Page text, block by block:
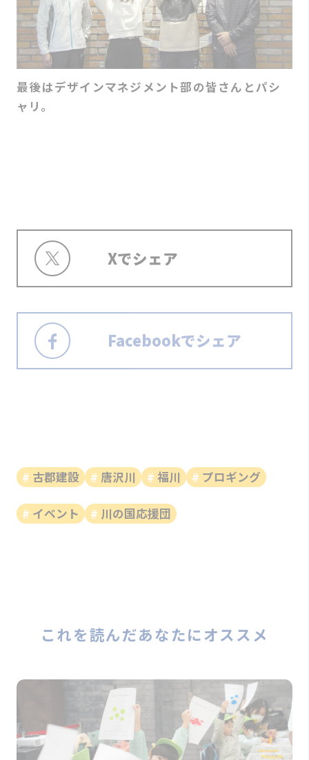
最後はデザインマネジメント部の皆さんとパシ
ャリ。
Xでシェア
Facebookでシェア
古郡建設 唐沢川 福川 プロギング
イベント 川の国応援団
これを読んだあなたにオススメ